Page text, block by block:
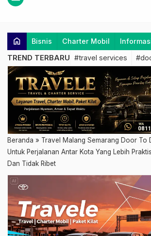
home Bisnis Charter Mobil
TREND TERBARU #travel services
Beranda » Travel Malang Semarang Door To
Untuk Perjalanan Antar Kota Yang Lebih
Dan Tidak Ribet